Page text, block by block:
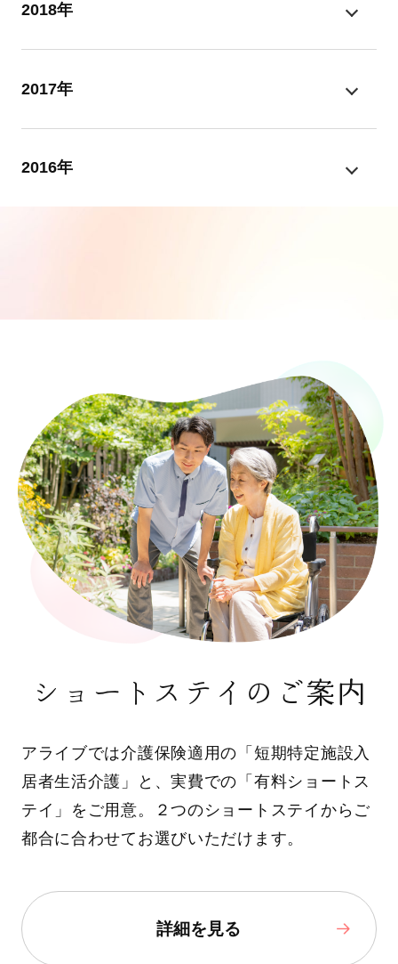
2018年
2017年
2016年
ショートステイのご案内
アライブでは介護保険適用の「短期特定施設入
居者生活介護」と、実費での「有料ショートス
テイ」をご用意。２つのショートステイからご
都合に合わせてお選びいただけます。
詳細を見る